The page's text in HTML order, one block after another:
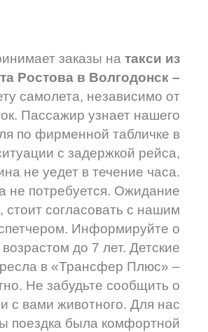
заказы на такси из
Ростова в Волгодонск –
самолета, независимо от
Пассажир узнает нашего
по фирменной табличке в
с задержкой рейса,
не уедет в течение часа.
не потребуется. Ожидание
стоит согласовать с нашим
Информируйте о
до 7 лет. Детские
в «Трансфер Плюс» –
Не забудьте сообщить о
с вами животного. Для нас
поездка была комфортной